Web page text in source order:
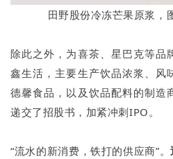
田野股份冷冻芒果原浆，
除此之外，为喜茶、星巴克等品
鑫生活，主要生产饮品浓浆、风
德馨食品，以及饮品配料的制造
递交了招股书，加紧冲刺IPO。
“流水的新消费，铁打的供应商”。